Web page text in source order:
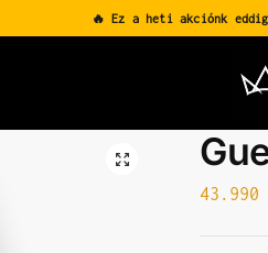
🔥 Ez a heti akciónk
43.990